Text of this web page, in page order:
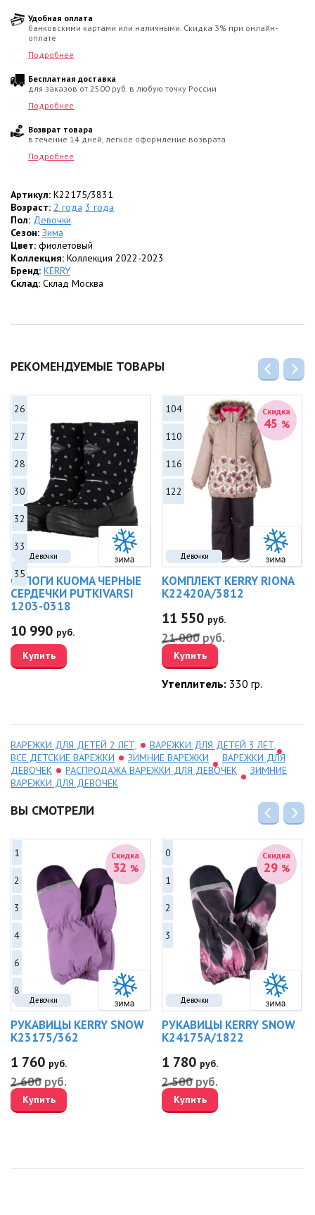
• В элементы кроя интегрированы
для безопасности в зимних сумерках.
Состав ткани:
• Подкладочный слой: 40% Шерсть, 30% Полиэстер, 30% Акрил.
Цвет:Бледно-фиолетовый / серовато-фиолетовый.
Удобная оплата
банковскими картами или наличными. Скидка 3% при онлайн-
оплате
Подробнее
Бесплатная доставка
для заказов от 2500 руб. в любую точку России
Подробнее
Возврат товара
в течение 14 дней, легкое оформление возврата
Подробнее
Артикул: K22175/3831
Возраст: 2 года 3 года
Пол: Девочки
Сезон: Зима
Цвет: фиолетовый
Коллекция: Коллекция 2022-2023
Бренд: KERRY
Склад: Склад Москва
РЕКОМЕНДУЕМЫЕ ТОВАРЫ
Девочки
26
27
28
30
32
33
35
САПОГИ KUOMA ЧЕРНЫЕ
СЕРДЕЧКИ PUTKIVARSI
1203-0318
10 990 руб.
Купить
Девочки
Скидка
45 %
104
110
116
122
КОМПЛЕКТ KERRY RIONA
K22420A/3812
11 550 руб.
21 000 руб.
Купить
Утеплитель: 330 гр.
ВАРЕЖКИ ДЛЯ ДЕТЕЙ 2 ЛЕТ,
ВАРЕЖКИ ДЛЯ ДЕТЕЙ 3 ЛЕТ,
ВСЕ ДЕТСКИЕ ВАРЕЖКИ
ЗИМНИЕ ВАРЕЖКИ
ВАРЕЖКИ ДЛЯ
ДЕВОЧЕК
РАСПРОДАЖА ВАРЕЖКИ ДЛЯ ДЕВОЧЕК
ЗИМНИЕ
ВАРЕЖКИ ДЛЯ ДЕВОЧЕК
ВЫ СМОТРЕЛИ
Девочки
Скидка
32 %
1
2
3
4
6
8
РУКАВИЦЫ KERRY SNOW
K23175/362
1 760 руб.
2 600 руб.
Купить
Девочки
Скидка
29 %
0
1
2
3
РУКАВИЦЫ KERRY SNOW
K24175A/1822
1 780 руб.
2 500 руб.
Купить